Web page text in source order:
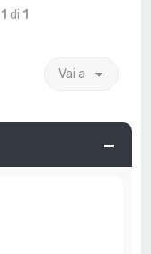
1 di 1
Vai a